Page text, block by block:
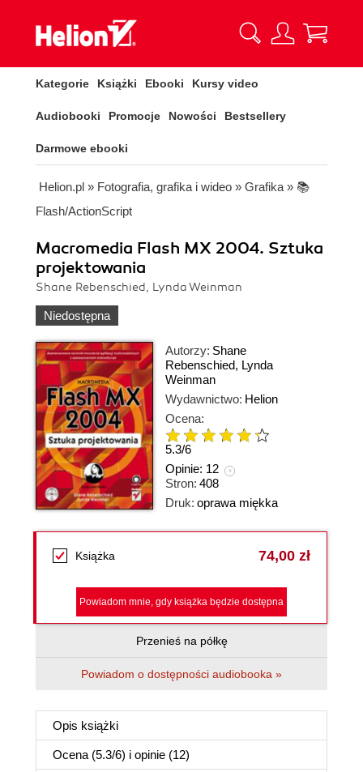
Kategorie Książki Ebooki Kursy video
Audiobooki Promocje Nowości Bestsellery
Darmowe ebooki
Helion.pl » Fotografia, grafika i wideo » Grafika » 📚
Flash/ActionScript
Macromedia Flash MX 2004. Sztuka
projektowania
Shane Rebenschied, Lynda Weinman
Niedostępna
Autorzy: Shane
Rebenschied, Lynda
Weinman
Wydawnictwo: Helion
Ocena:
5.3/6
Opinie: 12
Stron: 408
Druk: oprawa miękka
Książka 74,00 zł
Powiadom mnie, gdy książka będzie dostępna
Przenieś na półkę
Powiadom o dostępności audiobooka »
Opis książki
Ocena (5.3/6) i opinie (12)